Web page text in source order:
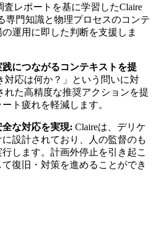
査レポートを基に学習したClaire
専門知識と物理プロセスのコンテ
運用に即した判断を支援しま
践につながるコンテキストを提
対応は何か？」という問いに対
れた高精度な推奨アクションを提
ト疲れを軽減します。
な対応を実現: Claireは、デリケ
設計されており、人の監督のも
します。計画外停止を引き起こ
復旧・対策を進めることができ